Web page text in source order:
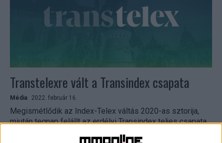
Transtelexre vált a Transindex csapata
Média 2022. február 16.
Megismétlődik az Index-Telex váltás 2020-as sztorija,
miután tegnap felállt az erdélyi Transindex teljes csapata,